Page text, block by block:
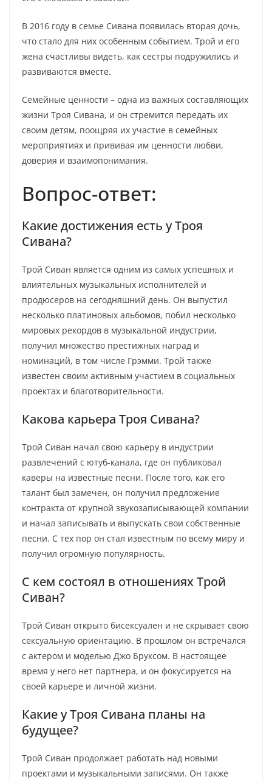
В 2016 году в семье Сивана появилась вторая дочь,
что стало для них особенным событием. Трой и его
жена счастливы видеть, как сестры подружились и
развиваются вместе.
Семейные ценности – одна из важных составляющих
жизни Троя Сивана, и он стремится передать их
своим детям, поощряя их участие в семейных
мероприятиях и прививая им ценности любви,
доверия и взаимопонимания.
Вопрос-ответ:
Какие достижения есть у Троя
Сивана?
Трой Сиван является одним из самых успешных и
влиятельных музыкальных исполнителей и
продюсеров на сегодняшний день. Он выпустил
несколько платиновых альбомов, побил несколько
мировых рекордов в музыкальной индустрии,
получил множество престижных наград и
номинаций, в том числе Грэмми. Трой также
известен своим активным участием в социальных
проектах и благотворительности.
Какова карьера Троя Сивана?
Трой Сиван начал свою карьеру в индустрии
развлечений с ютуб-канала, где он публиковал
каверы на известные песни. После того, как его
талант был замечен, он получил предложение
контракта от крупной звукозаписывающей компании
и начал записывать и выпускать свои собственные
песни. С тех пор он стал известным по всему миру и
получил огромную популярность.
С кем состоял в отношениях Трой
Сиван?
Трой Сиван открыто бисексуален и не скрывает свою
сексуальную ориентацию. В прошлом он встречался
с актером и моделью Джо Бруксом. В настоящее
время у него нет партнера, и он фокусируется на
своей карьере и личной жизни.
Какие у Троя Сивана планы на
будущее?
Трой Сиван продолжает работать над новыми
проектами и музыкальными записями. Он также